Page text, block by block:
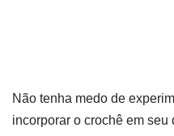
Não tenha medo de
incorporar o crochê em